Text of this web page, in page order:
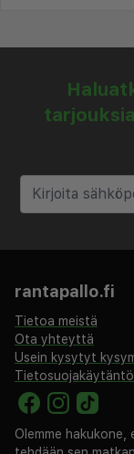
rantapallo.fi
Tietoa meistä
Ota yhteyttä
Usein kysytyt
Tietosuojakäytäntö
Olemme hakukone,